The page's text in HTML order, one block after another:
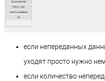
если непереданных
уходят просто нужно
если количество